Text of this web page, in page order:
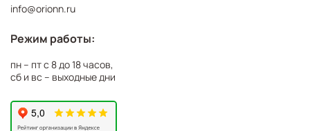
info@orionn.ru
Режим работы:
пн – пт с 8 до 18 часов,
сб и вс – выходные дни